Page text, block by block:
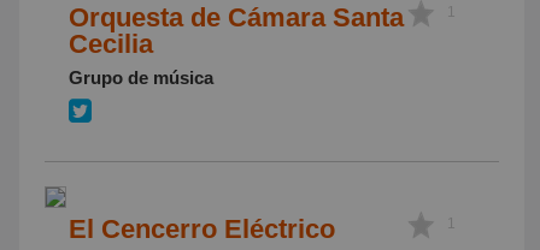
Orquesta de Cámara Santa
Cecilia
Grupo de música
1
El Cencerro Eléctrico 1